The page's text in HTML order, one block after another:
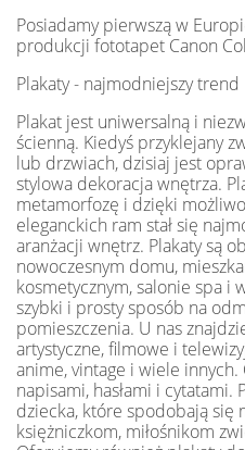
Posiadamy pierwszą w
produkcji fototapet Canon
Plakaty - najmodniejszy trend
Plakat jest uniwersalną i
ścienną. Kiedyś przyklejany
lub drzwiach, dzisiaj jest
stylowa dekoracja wnętrza.
metamorfozę i dzięki
eleganckich ram stał się
aranżacji wnętrz. Plakaty są
nowoczesnym domu,
kosmetycznym, salonie spa i
szybki i prosty sposób na
pomieszczenia. U nas
artystyczne, filmowe i
anime, vintage i wiele
napisami, hasłami i
dziecka, które spodobają się
księżniczkom, miłośnikom